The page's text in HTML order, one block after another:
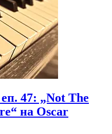
47: „Not The
на Oscar